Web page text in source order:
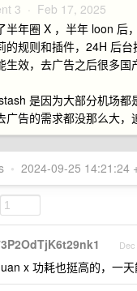
3 · Feb 17, 2025
半年圈 X ，半年 loon 后
的规则和插件，24H 后
生效，去广告之后很多国
是因为大部分机场
广告的需求都没那么大，
• 2024-09-25 14:21:24
x 功耗也挺高的，一